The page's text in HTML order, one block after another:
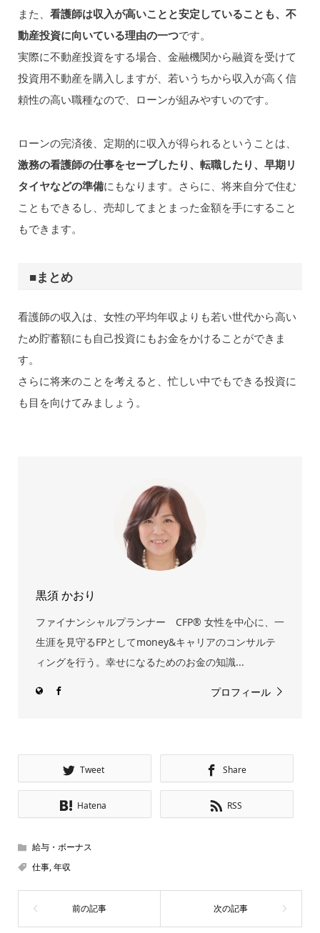
また、 看護師は収入が高いことと安定していることも、不
動産投資に向いている理由の一つです。
実際に不動産投資をする場合、金融機関から融資を受けて
投資用不動産を購入しますが、若いうちから収入が高く信
頼性の高い職種なので、ローンが組みやすいのです。
ローンの完済後、定期的に収入が得られるということは、
激務の看護師の仕事をセーブしたり、転職したり、早期リ
タイヤなどの準備にもなります。さらに、将来自分で住む
こともできるし、売却してまとまった金額を手にすること
もできます。
■まとめ
看護師の収入は、女性の平均年収よりも若い世代から高い
ため貯蓄額にも自己投資にもお金をかけることができま
す。
さらに将来のことを考えると、忙しい中でもできる投資に
も目を向けてみましょう。
黒須 かおり
ファイナンシャルプランナー CFP® 女性を中心に、一
生涯を見守るFPとしてmoney&キャリアのコンサルテ
ィングを行う。幸せになるためのお金の知識...
プロフィール
Tweet Share
Hatena RSS
給与・ボーナス
仕事,年収